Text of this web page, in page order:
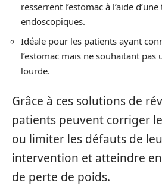
resserrent l’estomac à l’aide
endoscopiques.
Idéale pour les patients ayant
l’estomac mais ne souhaitant
lourde.
Grâce à ces solutions de
patients peuvent corriger
ou limiter les défauts de
intervention et atteindre
de perte de poids.